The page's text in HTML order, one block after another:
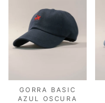
GORRA BASIC
AZUL OSCURA